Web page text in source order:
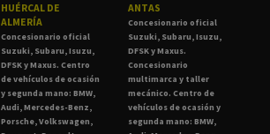
HUÉRCAL DE
ALMERÍA
Concesionario oficial
Suzuki, Subaru, Isuzu,
DFSK y Maxus. Centro
de vehículos de ocasión
y segunda mano: BMW,
Audi, Mercedes-Benz,
Porsche, Volkswagen,
ANTAS
Concesionario oficial
Suzuki, Subaru, Isuzu,
DFSK y Maxus.
Concesionario
multimarca y taller
mecánico. Centro de
vehículos de ocasión y
segunda mano: BMW,